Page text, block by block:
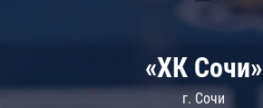
«ХК Сочи»
г. Сочи